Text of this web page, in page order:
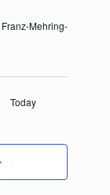
Franz-Mehring-
Today